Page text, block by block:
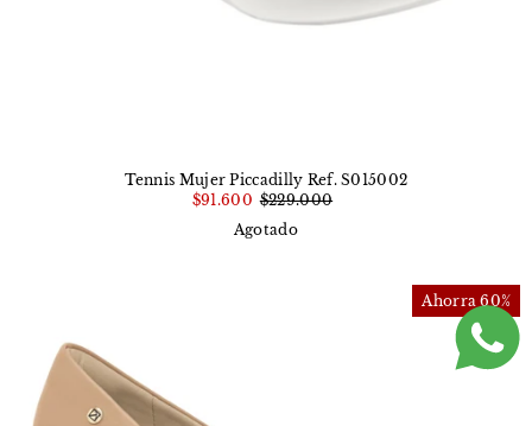
Tennis Mujer Piccadilly Ref. S015002
$91.600 $229.000
Agotado
Ahorra 60%